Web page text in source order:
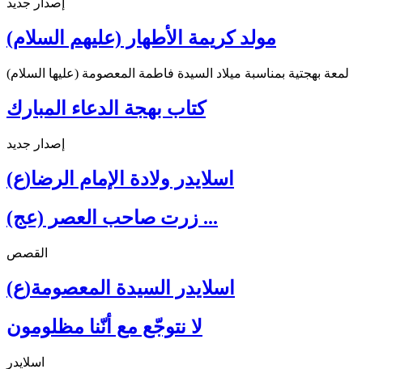
إصدار جديد
مولد كريمة الأطهار (عليهم السلام)
لمعة بهجتية بمناسبة ميلاد السيدة فاطمة المعصومة (عليها السلام)
كتاب بهجة الدعاء المبارك
إصدار جديد
اسلايدر ولادة الإمام الرضا(ع)
زرت صاحب العصر (عج) ...
القصص
اسلايدر السيدة المعصومة(ع)
لا نتوجّع مع أنّنا مظلومون
اسلايدر